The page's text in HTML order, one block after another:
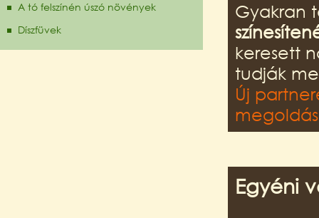
A tó felszínén úszó növények
Díszfüvek
Gyakran
keresett
tudják
Új
Egyéni